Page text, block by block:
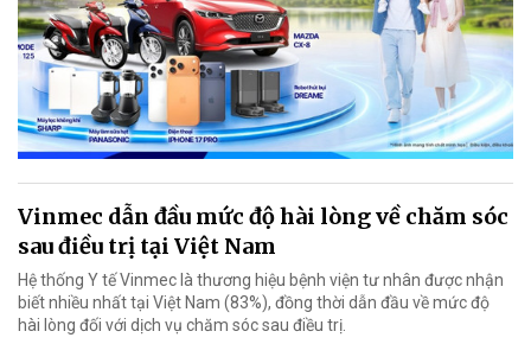
Vinmec dẫn đầu mức độ hài lòng về chăm sóc
sau điều trị tại Việt Nam
Hệ thống Y tế Vinmec là thương hiệu bệnh viện tư nhân được nhận
biết nhiều nhất tại Việt Nam (83%), đồng thời dẫn đầu về mức độ
hài lòng đối với dịch vụ chăm sóc sau điều trị.